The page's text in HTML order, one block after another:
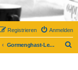
Anmelden
Registrieren
Gormenghast-Lesezirkel